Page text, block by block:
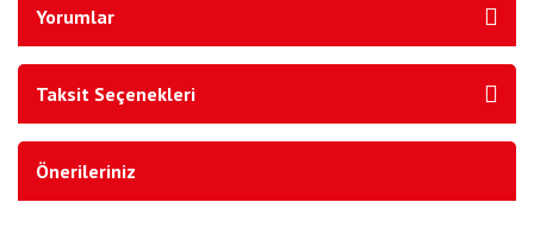
Yorumlar
Taksit Seçenekleri
Önerileriniz